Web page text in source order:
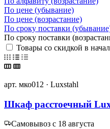
По цене (убывание)
По цене (возрастание)
По сроку поставки
По сроку поставки
Товары со скидкой в
арт. мко012 · Luxstahl
Шкаф расстоечный
Самовывоз с 18 августа